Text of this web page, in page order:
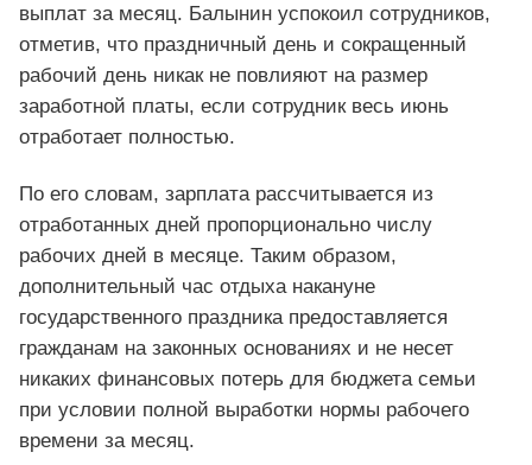
выплат за месяц. Балынин успокоил сотрудников,
отметив, что праздничный день и сокращенный
рабочий день никак не повлияют на размер
заработной платы, если сотрудник весь июнь
отработает полностью.
По его словам, зарплата рассчитывается из
отработанных дней пропорционально числу
рабочих дней в месяце. Таким образом,
дополнительный час отдыха накануне
государственного праздника предоставляется
гражданам на законных основаниях и не несет
никаких финансовых потерь для бюджета семьи
при условии полной выработки нормы рабочего
времени за месяц.